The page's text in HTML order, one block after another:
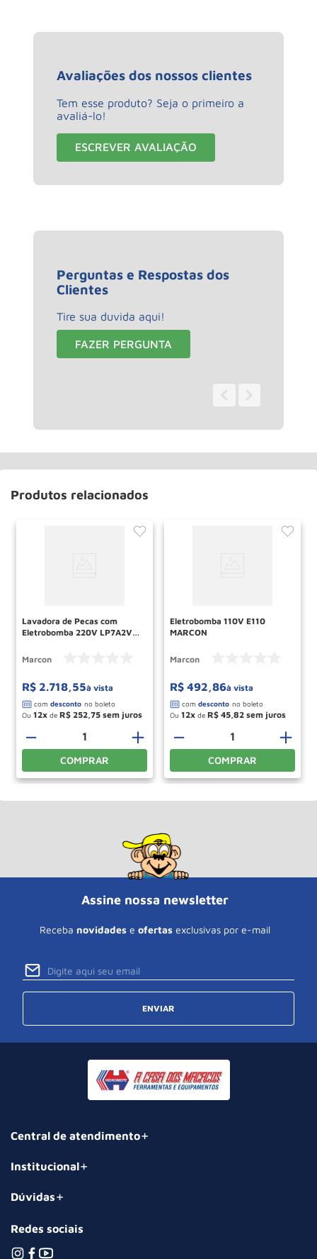
Avaliações dos nossos clientes
Tem esse produto? Seja o primeiro a
avaliá-lo!
ESCREVER AVALIAÇÃO
Perguntas e Respostas dos
Clientes
Tire sua duvida aqui!
FAZER PERGUNTA
Produtos relacionados
Lavadora de Pecas com
Eletrobomba 220V LP7A2V
Marcon
R$ 2.718,55à vista
Ou 12 de R$ 252,75
＋
－
COMPRAR
Eletrobomba 110V E110
MARCON
Marcon
R$ 492,86à vista
Ou 12 de R$ 45,82
＋
－
COMPRAR
Assine nossa newsletter
Receba novidades e ofertas exclusivas por e-mail
ENVIAR
Central de atendimento
Institucional
Dúvidas
Redes sociais